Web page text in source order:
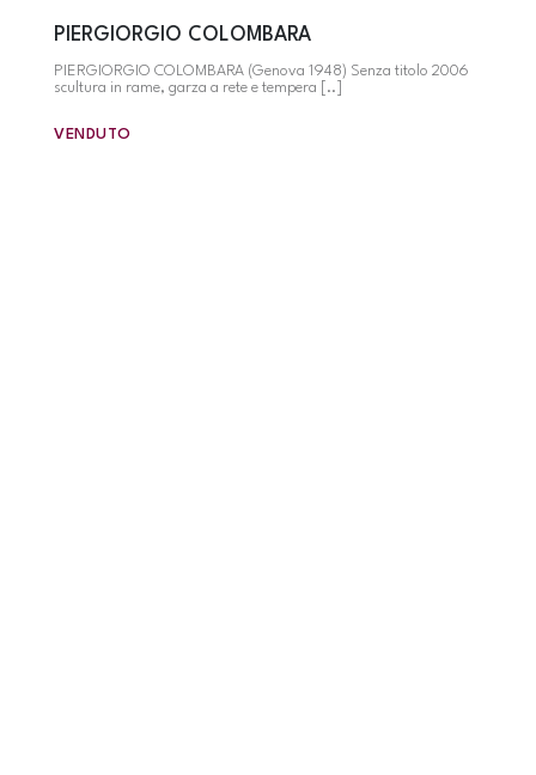
PIERGIORGIO COLOMBARA
PIERGIORGIO COLOMBARA (Genova 1948) Senza titolo 2006
scultura in rame, garza a rete e tempera [..]
VENDUTO